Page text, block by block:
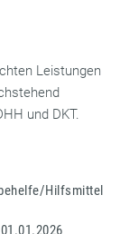
Leistungen
und DKT.
Hilfsmittel